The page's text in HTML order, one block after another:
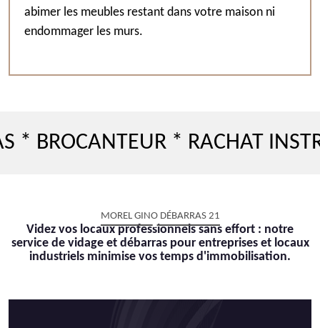
abimer les meubles restant dans votre maison ni
endommager les murs.
* RACHAT
MOREL GINO DÉBARRAS 21
Videz vos locaux professionnels sans effort : notre
service de vidage et débarras pour entreprises et locaux
industriels minimise vos temps d'immobilisation.